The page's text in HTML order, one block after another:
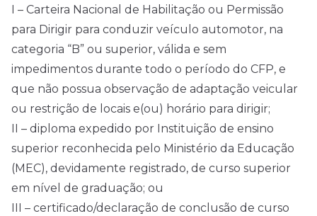
I – Carteira Nacional de Habilitação ou Permissão
para Dirigir para conduzir veículo automotor, na
categoria “B” ou superior, válida e sem
impedimentos durante todo o período do CFP, e
que não possua observação de adaptação veicular
ou restrição de locais e(ou) horário para dirigir;
II – diploma expedido por Instituição de ensino
superior reconhecida pelo Ministério da Educação
(MEC), devidamente registrado, de curso superior
em nível de graduação; ou
III – certificado/declaração de conclusão de curso